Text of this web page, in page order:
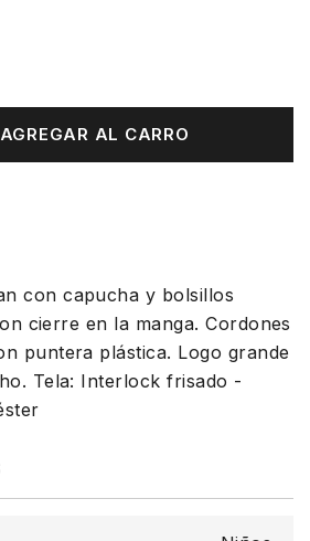
AGREGAR AL CARRO
con capucha y bolsillos
cierre en la manga. Cordones
puntera plástica. Logo grande
Tela: Interlock frisado -